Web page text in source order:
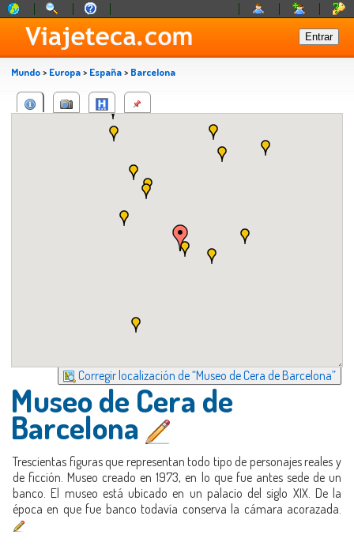
Mundo> Europa> España> Barcelona
Corregir localización de “Museo de Cera de Barcelona”
Museo de Cera de
Barcelona
Trescientas figuras que representan todo tipo de personajes reales y
de ficción. Museo creado en 1973, en lo que fue antes sede de un
banco. El museo está ubicado en un palacio del siglo XIX. De la
época en que fue banco todavía conserva la cámara acorazada.